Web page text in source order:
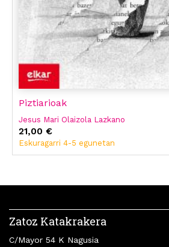
Piztiarioak
Jesus Mari Olaizola Lazkano
21,00 €
Eskuragarri 4-5 egunetan
Zatoz Katakrakera
C/Mayor 54 K Nagusia